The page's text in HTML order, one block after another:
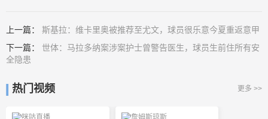
上一篇： 斯基拉：维卡里奥被推荐至尤文，球员很乐意今夏重返意甲
下一篇： 世体：马拉多纳案涉案护士曾警告医生，球员生前住所有安
全隐患
热门视频 更多 >>